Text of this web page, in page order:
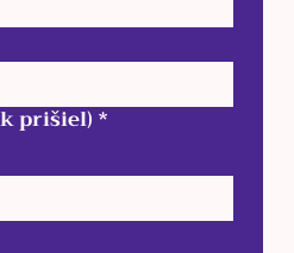
prišiel) *